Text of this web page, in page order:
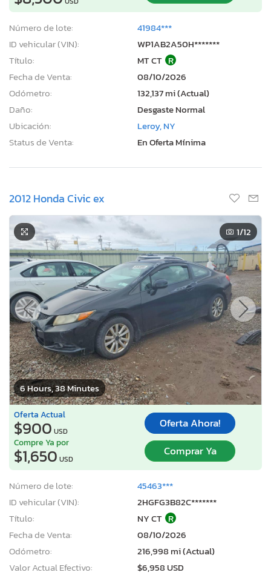
Número de lote:
41984***
ID vehicular (VIN):
WP1AB2A50H*******
Título:
MT CT R
Fecha de Venta:
08/10/2026
Odómetro:
132,137 mi (Actual)
Daño:
Desgaste Normal
Ubicación:
Leroy, NY
Status de Venta:
En Oferta Mínima
2012 Honda Civic ex
6 Hours, 38 Minutes
1/12
Oferta Actual
$900 USD
Oferta Ahora!
Compre Ya por
$1,650 USD
Comprar Ya
Número de lote:
45463***
ID vehicular (VIN):
2HGFG3B82C*******
Título:
NY CT R
Fecha de Venta:
08/10/2026
Odómetro:
216,998 mi (Actual)
Valor Actual Efectivo:
$6,958 USD